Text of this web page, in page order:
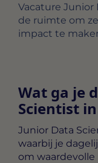
Vacature Junior
de ruimte om
impact te
Wat ga je
Scientist
Junior Data
waarbij je
om